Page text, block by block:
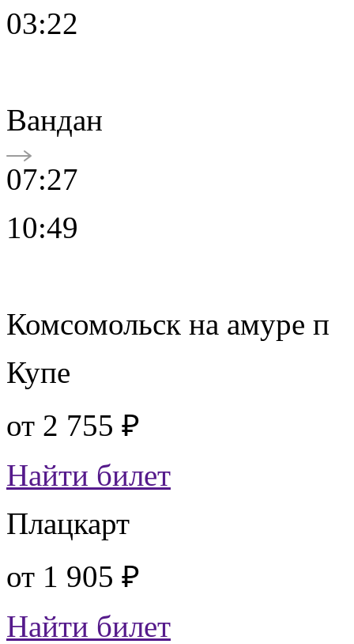
03:22
Вандан
07:27
10:49
Комсомольск на амуре п
Купе
от 2 755 ₽
Найти билет
Плацкарт
от 1 905 ₽
Найти билет